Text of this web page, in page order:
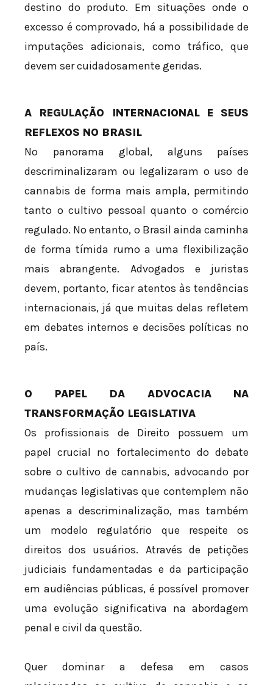
destino do produto. Em situações onde o
excesso é comprovado, há a possibilidade de
imputações adicionais, como tráfico, que
devem ser cuidadosamente geridas.
A REGULAÇÃO INTERNACIONAL E SEUS
REFLEXOS NO BRASIL
No panorama global, alguns países
descriminalizaram ou legalizaram o uso de
cannabis de forma mais ampla, permitindo
tanto o cultivo pessoal quanto o comércio
regulado. No entanto, o Brasil ainda caminha
de forma tímida rumo a uma flexibilização
mais abrangente. Advogados e juristas
devem, portanto, ficar atentos às tendências
internacionais, já que muitas delas refletem
em debates internos e decisões políticas no
país.
O PAPEL DA ADVOCACIA NA
TRANSFORMAÇÃO LEGISLATIVA
Os profissionais de Direito possuem um
papel crucial no fortalecimento do debate
sobre o cultivo de cannabis, advocando por
mudanças legislativas que contemplem não
apenas a descriminalização, mas também
um modelo regulatório que respeite os
direitos dos usuários. Através de petições
judiciais fundamentadas e da participação
em audiências públicas, é possível promover
uma evolução significativa na abordagem
penal e civil da questão.
Quer dominar a defesa em casos